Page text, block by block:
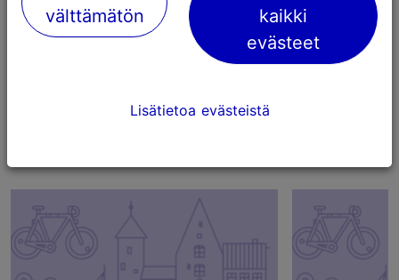
ja suunnittele seuraava Tallinnan seikkailusi jo tänään.
välttämätön
kaikki
evästeet
Lisätietoa evästeistä